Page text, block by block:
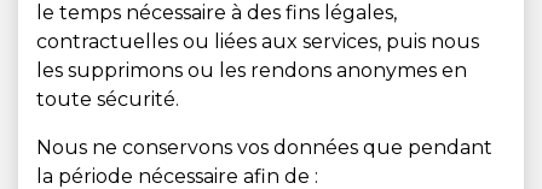
le temps nécessaire à des fins légales,
contractuelles ou liées aux services, puis nous
les supprimons ou les rendons anonymes en
toute sécurité.
Nous ne conservons vos données que pendant
la période nécessaire afin de :